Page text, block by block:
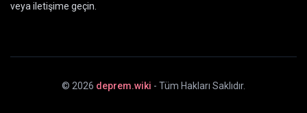
veya iletişime geçin.
© 2026 deprem.wiki - Tüm Hakları Saklıdır.